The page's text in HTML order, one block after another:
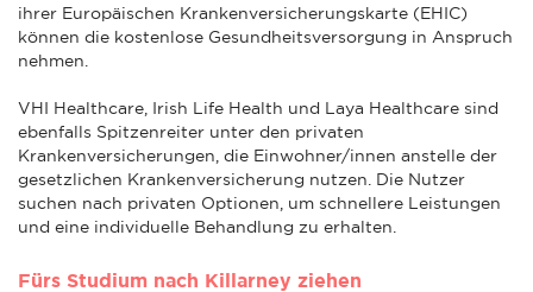
ihrer Europäischen Krankenversicherungskarte (EHIC)
können die kostenlose Gesundheitsversorgung in Anspruch
nehmen.
VHI Healthcare, Irish Life Health und Laya Healthcare sind
ebenfalls Spitzenreiter unter den privaten
Krankenversicherungen, die Einwohner/innen anstelle der
gesetzlichen Krankenversicherung nutzen. Die Nutzer
suchen nach privaten Optionen, um schnellere Leistungen
und eine individuelle Behandlung zu erhalten.
Fürs Studium nach Killarney ziehen